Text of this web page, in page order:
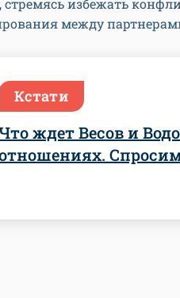
избежать
между
Кстати
ждет Весов и